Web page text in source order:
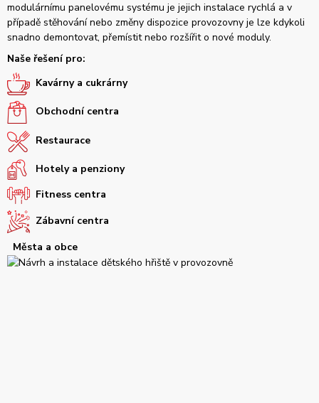
modulárnímu panelovému systému je jejich instalace rychlá a v
případě stěhování nebo změny dispozice provozovny je lze kdykoli
snadno demontovat, přemístit nebo rozšířit o nové moduly.
Naše řešení pro:
Kavárny a cukrárny
Obchodní centra
Restaurace
Hotely a penziony
Fitness centra
Zábavní centra
Města a obce